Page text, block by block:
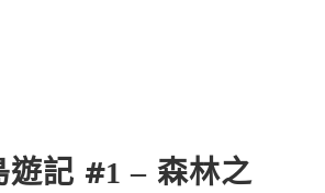
遊記 #1 – 森林之